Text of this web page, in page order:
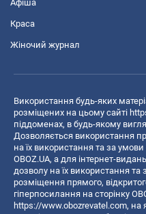
Афіша
Краса
Жіночий журнал
Використання будь-яких
розміщених на цьому сайті
піддоменах, в будь-якому
Дозволяється використання
на їх використання та за
OBOZ.UA, а для інтернет-
дозволу на їх використання та
розміщення прямого,
гіперпосилання на сторінку
https://www.obozrevatel.com, на